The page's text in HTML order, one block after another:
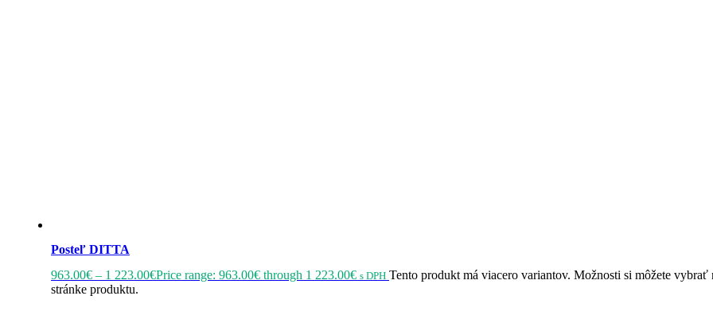
Posteľ DITTA
963.00€ – 1 223.00€Price range: 963.00€ through 1 223.00€ s DPH Tento produkt má viacero variantov. Možnosti si môžete vybrať
stránke produktu.